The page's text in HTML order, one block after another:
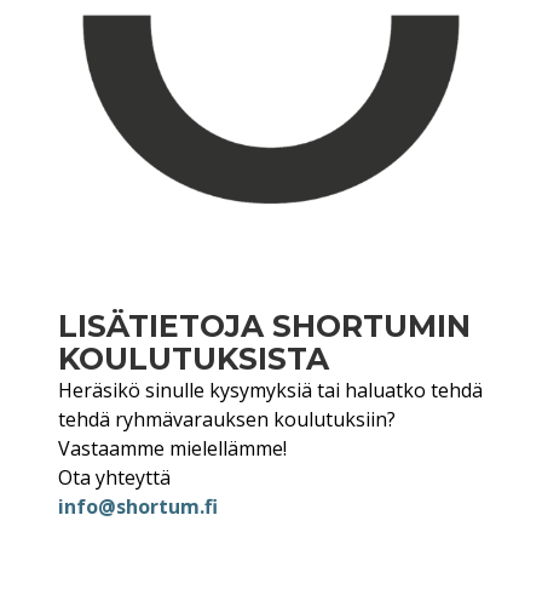
LISÄTIETOJA SHORTUMIN
KOULUTUKSISTA
Heräsikö sinulle kysymyksiä tai haluatko tehdä
tehdä ryhmävarauksen koulutuksiin?
Vastaamme mielellämme!
Ota yhteyttä
info@shortum.fi